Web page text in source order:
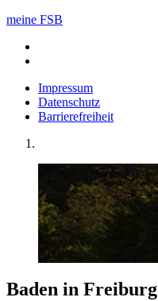
meine FSB
Impressum
Datenschutz
Barrierefreiheit
Baden in Freiburg